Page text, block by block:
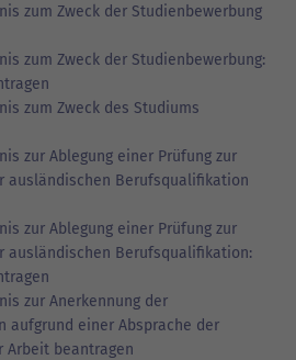
zum Zweck der Studienbewerbung
zum Zweck der Studienbewerbung:
zum Zweck des Studiums
zur Ablegung einer Prüfung zur
ausländischen Berufsqualifikation
zur Ablegung einer Prüfung zur
ausländischen Berufsqualifikation:
zur Anerkennung der
aufgrund einer Absprache der
Arbeit beantragen